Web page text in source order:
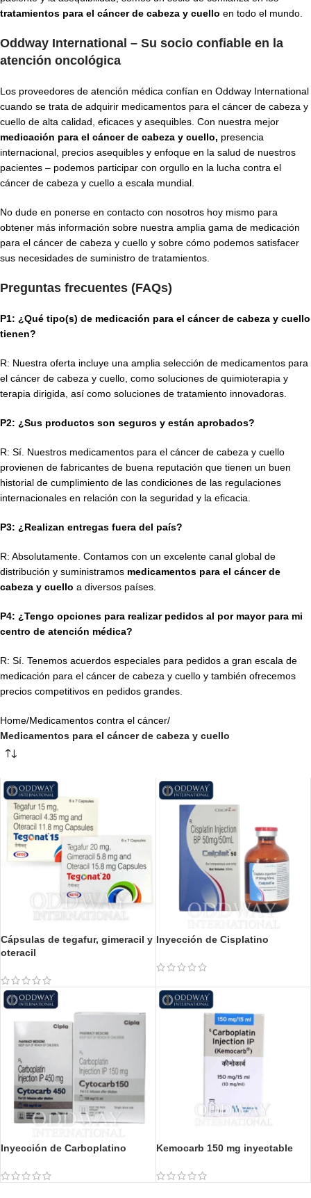
tratamientos para el cáncer de cabeza y cuello en todo el mundo.
Oddway International – Su socio confiable en la
atención oncológica
Los proveedores de atención médica confían en Oddway International
cuando se trata de adquirir medicamentos para el cáncer de cabeza y
cuello de alta calidad, eficaces y asequibles. Con nuestra mejor
medicación para el cáncer de cabeza y cuello, presencia
internacional, precios asequibles y enfoque en la salud de nuestros
pacientes – podemos participar con orgullo en la lucha contra el
cáncer de cabeza y cuello a escala mundial.
No dude en ponerse en contacto con nosotros hoy mismo para
obtener más información sobre nuestra amplia gama de medicación
para el cáncer de cabeza y cuello y sobre cómo podemos satisfacer
sus necesidades de suministro de tratamientos.
Preguntas frecuentes (FAQs)
P1: ¿Qué tipo(s) de medicación para el cáncer de cabeza y cuello
tienen?
R: Nuestra oferta incluye una amplia selección de medicamentos para
el cáncer de cabeza y cuello, como soluciones de quimioterapia y
terapia dirigida, así como soluciones de tratamiento innovadoras.
P2: ¿Sus productos son seguros y están aprobados?
R: Sí. Nuestros medicamentos para el cáncer de cabeza y cuello
provienen de fabricantes de buena reputación que tienen un buen
historial de cumplimiento de las condiciones de las regulaciones
internacionales en relación con la seguridad y la eficacia.
P3: ¿Realizan entregas fuera del país?
R: Absolutamente. Contamos con un excelente canal global de
distribución y suministramos medicamentos para el cáncer de
cabeza y cuello a diversos países.
P4: ¿Tengo opciones para realizar pedidos al por mayor para mi
centro de atención médica?
R: Sí. Tenemos acuerdos especiales para pedidos a gran escala de
medicación para el cáncer de cabeza y cuello y también ofrecemos
precios competitivos en pedidos grandes.
Home/Medicamentos contra el cáncer/
Medicamentos para el cáncer de cabeza y cuello
Cápsulas de tegafur, gimeracil y
oteracil
Inyección de Cisplatino
Inyección de Carboplatino Kemocarb 150 mg inyectable